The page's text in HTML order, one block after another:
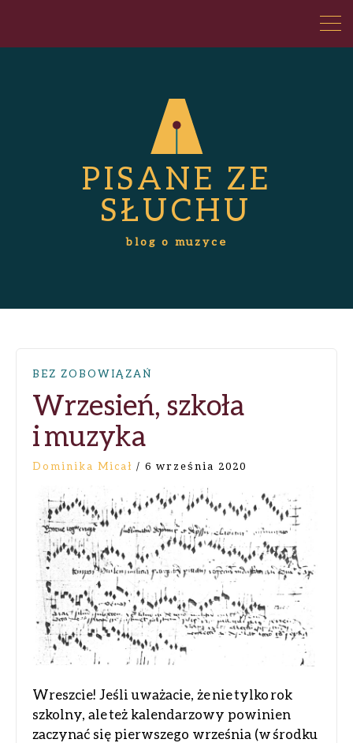
PISANE ZE
SŁUCHU
blog o muzyce
BEZ ZOBOWIĄZAŃ
Wrzesień, szkoła
i muzyka
Dominika Micał / 6 września 2020
Wreszcie! Jeśli uważacie, że nie tylko rok
szkolny, ale też kalendarzowy powinien
zaczynać się pierwszego września (w środku